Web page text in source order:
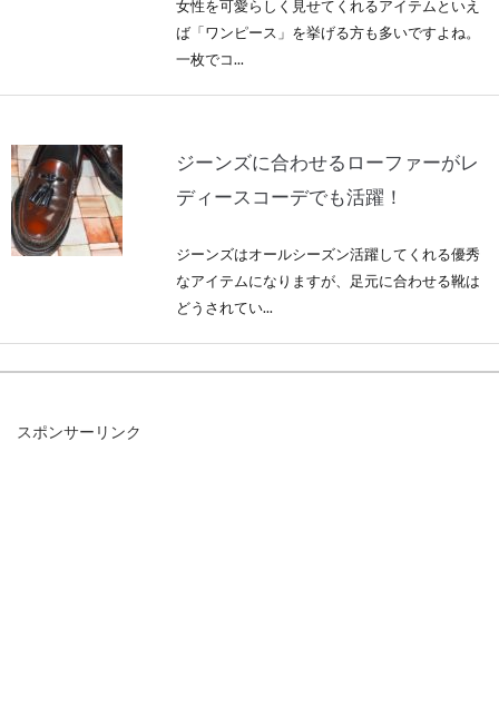
女性を可愛らしく見せてくれるアイテムといえ
ば「ワンピース」を挙げる方も多いですよね。
一枚でコ...
ジーンズに合わせるローファーがレ
ディースコーデでも活躍！
ジーンズはオールシーズン活躍してくれる優秀
なアイテムになりますが、足元に合わせる靴は
どうされてい...
スポンサーリンク